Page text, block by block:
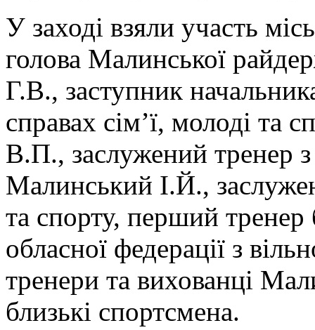
У заході взяли участь
голова Малинської
Г.В., заступник
справах сім’ї, молоді
В.П., заслужений тренер з
Малинський І.Й.,
та спорту, перший
обласної федерації з
тренери та вихованці
близькі спортсмена.